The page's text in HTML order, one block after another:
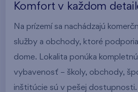
Komfort v každom
Na prízemí sa nachádzajú
služby a obchody, ktoré
dome. Lokalita ponúka
vybavenosť – školy, obchody,
inštitúcie sú v pešej